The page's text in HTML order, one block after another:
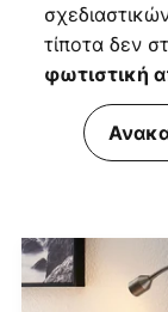
τίποτα δεν
φωτιστική